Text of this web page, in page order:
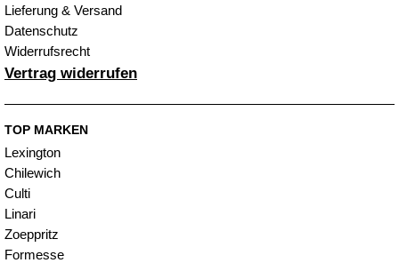
Lieferung & Versand
Datenschutz
Widerrufsrecht
Vertrag widerrufen
TOP MARKEN
Lexington
Chilewich
Culti
Linari
Zoeppritz
Formesse